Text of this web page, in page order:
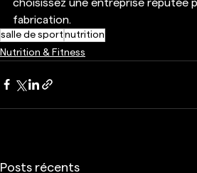
choisissez une entreprise réputée
fabrication.
salle de sport nutrition
Nutrition & Fitness
Posts récents